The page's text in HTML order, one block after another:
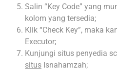
Salin “Key Code” yang
kolom yang tersedia;
Klik “Check Key”, maka
Executor;
Kunjungi situs penyedia
situs Isnahamzah;